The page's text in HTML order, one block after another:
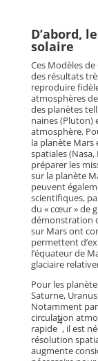
D’abord,
solaire
Ces Modèles
des résultats
reproduire
atmosphères
des planètes
naines (Pluton)
atmosphère.
la planète Mars
spatiales (Nasa,
préparer les
sur la planète
peuvent
scientifiques,
du « cœur » de
démonstration
sur Mars ont
permettent
l’équateur de
glaciaire
Pour les
Saturne,
Notamment
circulation
rapide
4
, il est
résolution
augmente